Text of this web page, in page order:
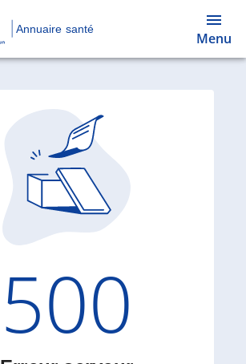
Annuaire santé
Menu
Code
500